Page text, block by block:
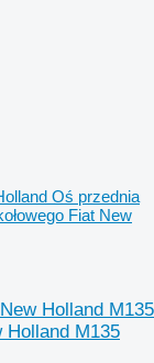
Oś przednia
Fiat New
Holland M135
Holland M135